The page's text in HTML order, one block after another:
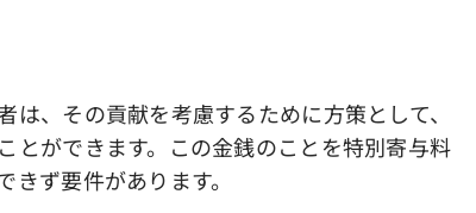
は、その貢献を考慮するために方策として、
とができます。この金銭のことを特別寄与料
ず要件があります。